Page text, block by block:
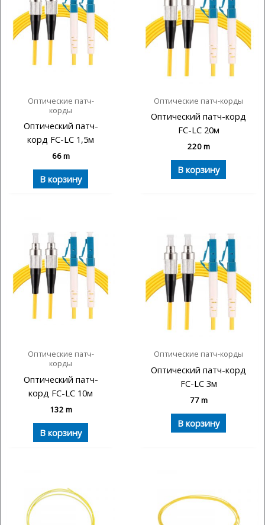
Оптические патч-
корды
Оптический патч-
корд FC-LC 1,5м
66m
В корзину
Оптические патч-корды
Оптический патч-корд
FC-LC 20м
220m
В корзину
Оптические патч-
корды
Оптический патч-
корд FC-LC 10м
132 m
В корзину
Оптические патч-корды
Оптический патч-корд
FC-LC 3м
77m
В корзину